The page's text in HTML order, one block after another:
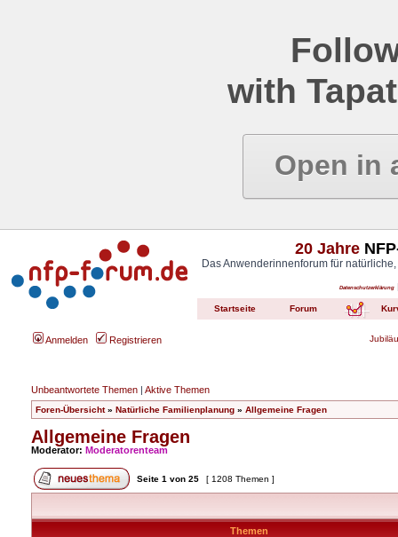
with
Open in
20 Jahre
Das Anwenderinnenforum für
Datenschutzerklärung
Startseite Forum
Anmelden Registrieren
Unbeantwortete Themen | Aktive Themen
Foren-Übersicht» Natürliche Familienplanung » Allgemeine Fragen
Allgemeine Fragen
Moderator: Moderatorenteam
Seite 1 von 25 [ 1208 Themen ]
Themen